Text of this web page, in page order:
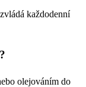
každodenní
olejováním do